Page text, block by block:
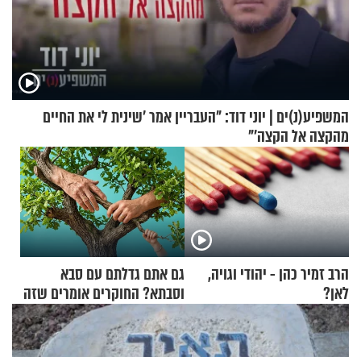
המשפיע(נ)ים | יוני דוד: "העבריין אמר 'שינית לי את החיים
מהקצה אל הקצה'"
הרב זמיר כהן - יהודי וגויה,
לאן?
גם אתם גדלתם עם סבא
וסבתא? החוקרים אומרים שזה
מתכון מנצח